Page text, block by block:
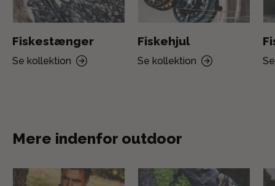
Fiskestænger
Se kollektion
Fiskehjul
Se kollektion
Mere indenfor outdoor